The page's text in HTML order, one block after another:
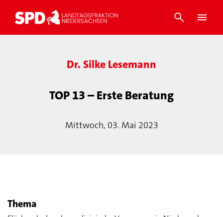
Dr. Silke Lesemann
TOP 13 – Erste Beratung
Mittwoch, 03. Mai 2023
Thema